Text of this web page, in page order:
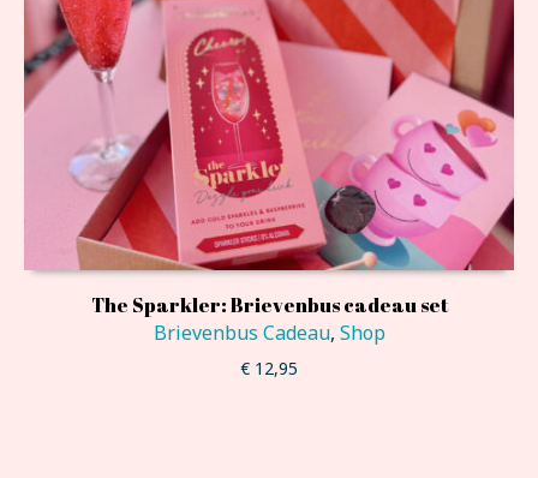
The Sparkler: Brievenbus cadeau set
Brievenbus Cadeau, Shop
€ 12,95